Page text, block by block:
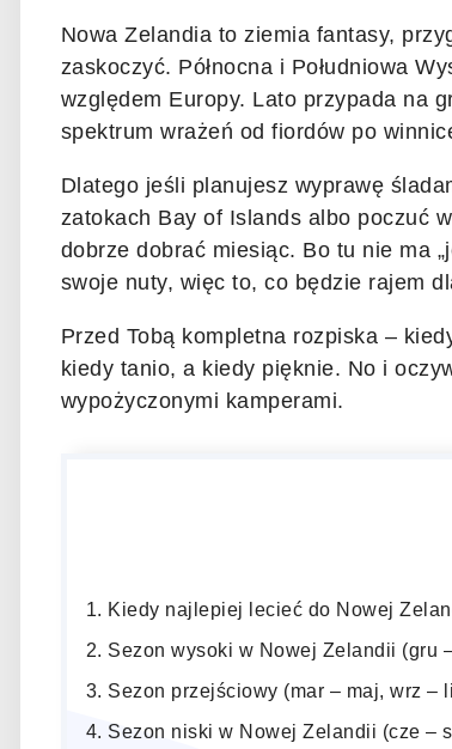
Nowa Zelandia to ziemia fantasy,
zaskoczyć. Północna i Południowa
względem Europy. Lato przypada na
spektrum wrażeń od fiordów po
Dlatego jeśli planujesz wyprawę
zatokach Bay of Islands albo poczuć
dobrze dobrać miesiąc. Bo tu nie ma
swoje nuty, więc to, co będzie rajem
Przed Tobą kompletna rozpiska –
kiedy tanio, a kiedy pięknie. No i
wypożyczonymi kamperami.
Kiedy najlepiej lecieć do Nowej
Sezon wysoki w Nowej Zelandii (gru
Sezon przejściowy (mar – maj, wrz –
Sezon niski w Nowej Zelandii (cze –